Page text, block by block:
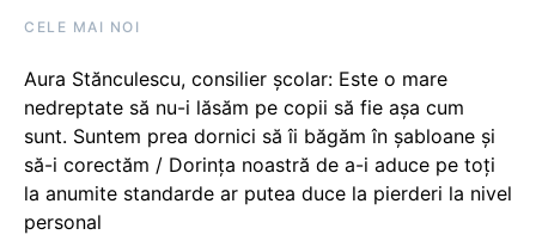
CELE MAI NOI
Aura Stănculescu, consilier școlar: Este o mare
nedreptate să nu-i lăsăm pe copii să fie așa cum
sunt. Suntem prea dornici să îi băgăm în șabloane și
să-i corectăm / Dorința noastră de a-i aduce pe toți
la anumite standarde ar putea duce la pierderi la nivel
personal